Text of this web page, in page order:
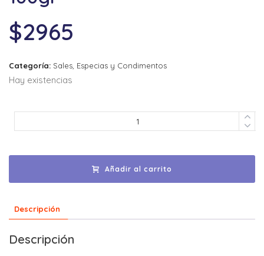
$2965
Categoría: Sales, Especias y Condimentos
Hay existencias
Añadir al carrito
Descripción
Descripción